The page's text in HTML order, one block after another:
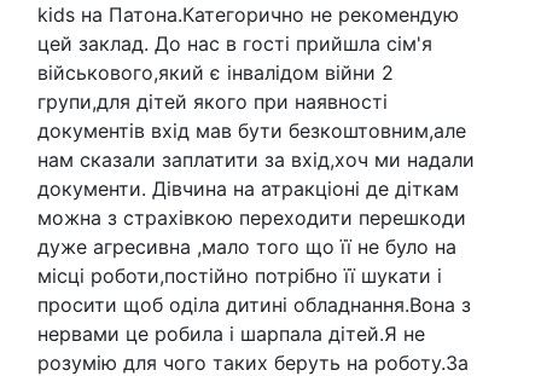
kids на Патона.Категорично не рекомендую
цей заклад. До нас в гості прийшла сім'я
військового,який є інвалідом війни 2
групи,для дітей якого при наявності
документів вхід мав бути безкоштовним,але
нам сказали заплатити за вхід,хоч ми надали
документи. Дівчина на атракціоні де діткам
можна з страхівкою переходити перешкоди
дуже агресивна ,мало того що її не було на
місці роботи,постійно потрібно її шукати і
просити щоб оділа дитині обладнання.Вона з
нервами це робила і шарпала дітей.Я не
розумію для чого таких беруть на роботу.За